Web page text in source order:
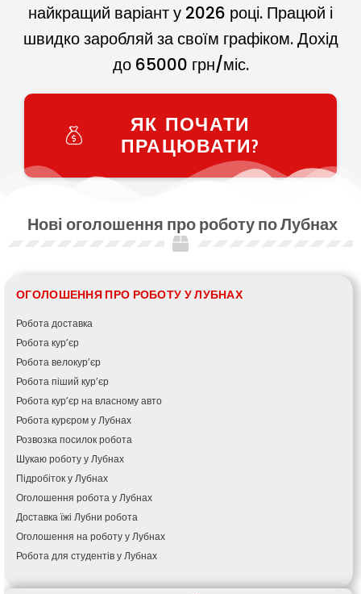
найкращий варіант у 2026 році. Працюй і
швидко заробляй за своїм графіком. Дохід
до 65000 грн/міс.
ЯК ПОЧАТИ
ПРАЦЮВАТИ?
Нові оголошення про роботу по Лубнах
ОГОЛОШЕННЯ ПРО РОБОТУ У ЛУБНАХ
Робота доставка
Робота кур’єр
Робота велокур’єр
Робота піший кур’єр
Робота кур’єр на власному авто
Робота курєром у Лубнах
Розвозка посилок робота
Шукаю роботу у Лубнах
Підробіток у Лубнах
Оголошення робота у Лубнах
Доставка їжі Лубни робота
Оголошення на роботу у Лубнах
Робота для студентів у Лубнах